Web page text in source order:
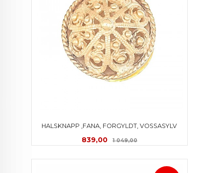
HALSKNAPP ,FANA, FORGYLDT, VOSSASYLV
Tilbud
839,00 1 049,00Rabatt